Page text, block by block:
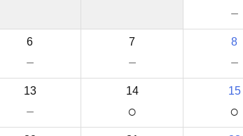
－
6
－
7
－
8
－
13
－
14
○
15
○